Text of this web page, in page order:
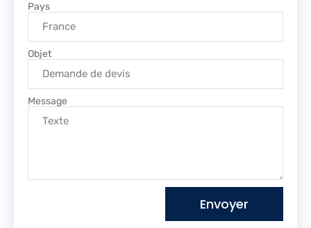
Pays
Objet
Message
Envoyer